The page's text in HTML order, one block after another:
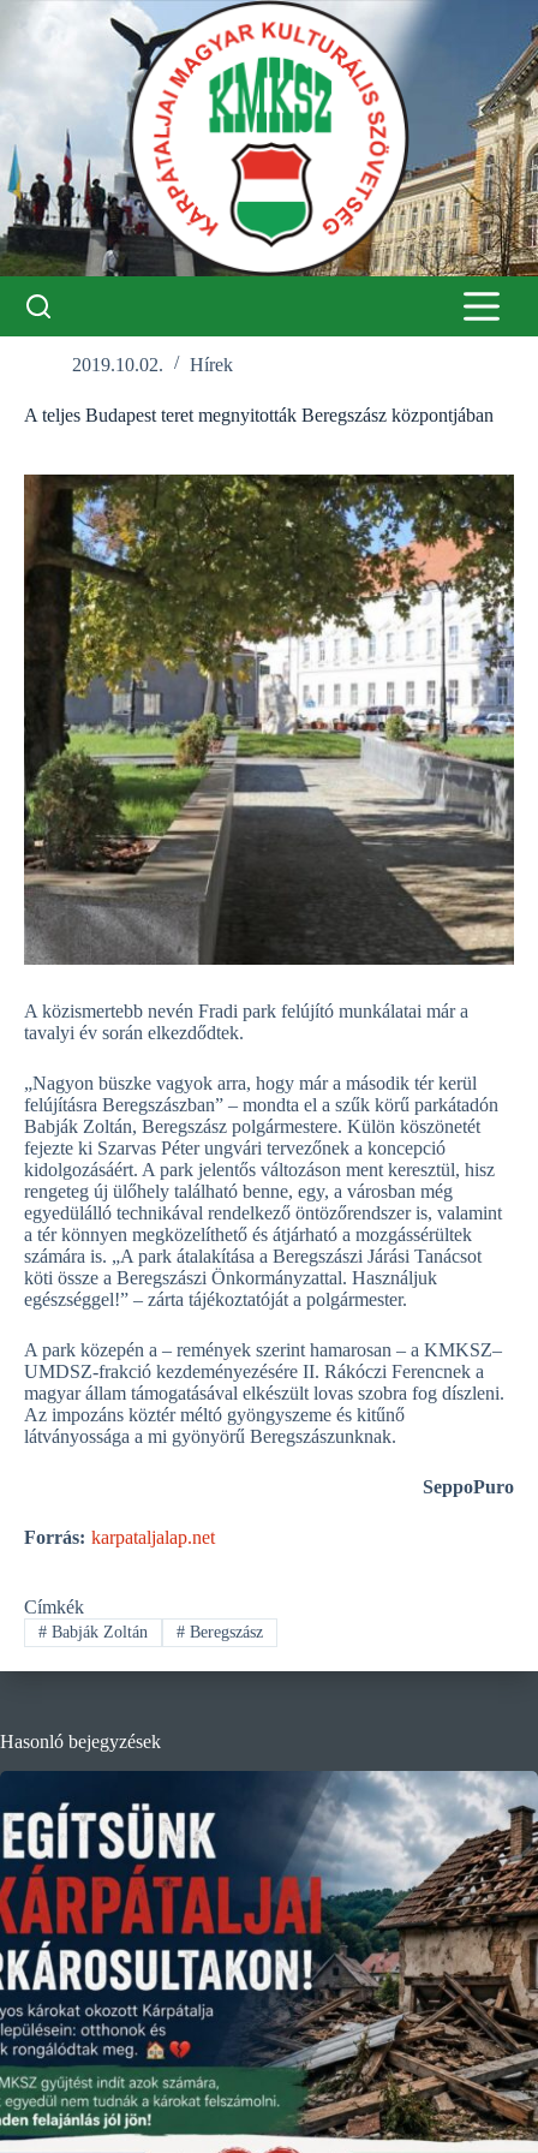
2019.10.02. Hírek
A teljes Budapest teret megnyitották Beregszász központjában
A közismertebb nevén Fradi park felújító munkálatai már a
tavalyi év során elkezdődtek.
„Nagyon büszke vagyok arra, hogy már a második tér kerül
felújításra Beregszászban” – mondta el a szűk körű parkátadón
Babják Zoltán, Beregszász polgármestere. Külön köszönetét
fejezte ki Szarvas Péter ungvári tervezőnek a koncepció
kidolgozásáért. A park jelentős változáson ment keresztül, hisz
rengeteg új ülőhely található benne, egy, a városban még
egyedülálló technikával rendelkező öntözőrendszer is, valamint
a tér könnyen megközelíthető és átjárható a mozgássérültek
számára is. „A park átalakítása a Beregszászi Járási Tanácsot
köti össze a Beregszászi Önkormányzattal. Használjuk
egészséggel!” – zárta tájékoztatóját a polgármester.
A park közepén a – remények szerint hamarosan – a KMKSZ–
UMDSZ-frakció kezdeményezésére II. Rákóczi Ferencnek a
magyar állam támogatásával elkészült lovas szobra fog díszleni.
Az impozáns köztér méltó gyöngyszeme és kitűnő
látványossága a mi gyönyörű Beregszászunknak.
SeppoPuro
Forrás: karpataljalap.net
Címkék
#Babják Zoltán #Beregszász
Hasonló bejegyzések